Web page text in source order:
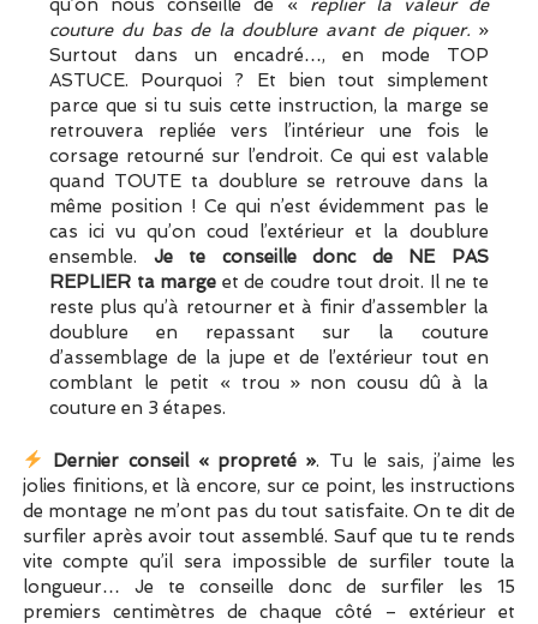
qu’on nous conseille de « replier la valeur de
couture du bas de la doublure avant de piquer. »
Surtout dans un encadré…, en mode TOP
ASTUCE. Pourquoi ? Et bien tout simplement
parce que si tu suis cette instruction, la marge se
retrouvera repliée vers l’intérieur une fois le
corsage retourné sur l’endroit. Ce qui est valable
quand TOUTE ta doublure se retrouve dans la
même position ! Ce qui n’est évidemment pas le
cas ici vu qu’on coud l’extérieur et la doublure
ensemble. Je te conseille donc de NE PAS
REPLIER ta marge et de coudre tout droit. Il ne te
reste plus qu’à retourner et à finir d’assembler la
doublure en repassant sur la couture
d’assemblage de la jupe et de l’extérieur tout en
comblant le petit « trou » non cousu dû à la
couture en 3 étapes.
Dernier conseil « propreté ». Tu le sais, j’aime les
jolies finitions, et là encore, sur ce point, les instructions
de montage ne m’ont pas du tout satisfaite. On te dit de
surfiler après avoir tout assemblé. Sauf que tu te rends
vite compte qu’il sera impossible de surfiler toute la
longueur… Je te conseille donc de surfiler les 15
premiers centimètres de chaque côté – extérieur et